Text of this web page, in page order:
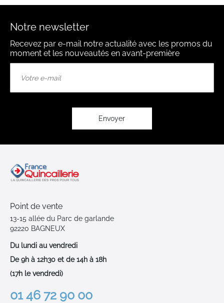
Notre newsletter
Recevez par e-mail notre actualité avec les promos du
moment et les nouveautés en avant-première
Envoyer
Point de vente
13-15 allée du Parc de garlande
92220 BAGNEUX
Du lundi au vendredi
De 9h à 12h30 et de 14h à 18h
(17h le vendredi)
01 46 72 90 00